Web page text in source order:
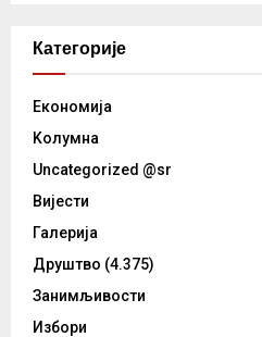
Категорије
Eкономија
Kолумнa
Uncategorized @sr
Вијести
Галерија
Друштво (4.375)
Занимљивости
Избори